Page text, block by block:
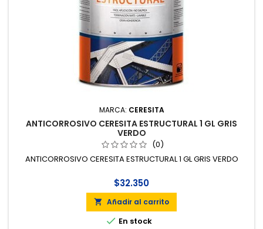
MARCA: CERESITA
ANTICORROSIVO CERESITA ESTRUCTURAL 1 GL GRIS
VERDO
(0)
ANTICORROSIVO CERESITA ESTRUCTURAL 1 GL GRIS VERDO
$32.350
 Añadir al carrito
 En stock